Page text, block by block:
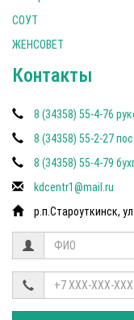
СОУТ
ЖЕНСОВЕТ
Контакты
8 (34358) 55-4-76
8 (34358) 55-2-27
8 (34358) 55-4-79
kdcentr1@mail.ru
р.п.Староуткинск,